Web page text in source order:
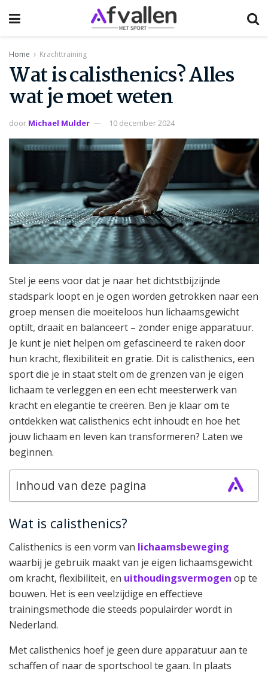
Home Krachttraining
Wat is calisthenics? Alles
wat je moet weten
door Michael Mulder 10 december 2024
Stel je eens voor dat je naar het dichtstbijzijnde
stadspark loopt en je ogen worden getrokken naar een
groep mensen die moeiteloos hun lichaamsgewicht
optilt, draait en balanceert – zonder enige apparatuur.
Je kunt je niet helpen om gefascineerd te raken door
hun kracht, flexibiliteit en gratie. Dit is calisthenics, een
sport die je in staat stelt om de grenzen van je eigen
lichaam te verleggen en een echt meesterwerk van
kracht en elegantie te creëren. Ben je klaar om te
ontdekken wat calisthenics echt inhoudt en hoe het
jouw lichaam en leven kan transformeren? Laten we
beginnen.
Inhoud van deze pagina
Wat is calisthenics?
Calisthenics is een vorm van lichaamsbeweging
waarbij je gebruik maakt van je eigen lichaamsgewicht
om kracht, flexibiliteit, en uithoudingsvermogen op te
bouwen. Het is een veelzijdige en effectieve
trainingsmethode die steeds populairder wordt in
Nederland.
Met calisthenics hoef je geen dure apparatuur aan te
schaffen of naar de sportschool te gaan. In plaats